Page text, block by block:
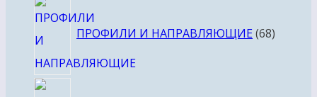
ПРОФИЛИ И НАПРАВЛЯЮЩИЕ 68